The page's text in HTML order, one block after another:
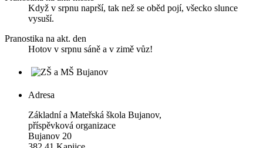
Když v srpnu naprší, tak než se oběd pojí, všecko slunce
vysuší.
Pranostika na akt. den
Hotov v srpnu sáně a v zimě vůz!
Adresa
Základní a Mateřská škola Bujanov,
příspěvková organizace
Bujanov 20